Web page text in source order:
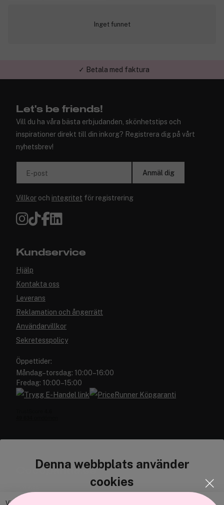
Denna webbplats använder
cookies
Vi använder enhetsidentifierare för att anpassa innehållet och
Inget funnet
✓ Betala med faktura
Let's be friends!
Vill du ha våra bästa erbjudanden, skönhetstips och
inspirationer direkt till din inkorg? Registrera dig på vårt
nyhetsbrev!
E-post Anmäl dig
Villkor och integritet för registrering
Kundservice
Hjälp
Kontakta oss
Leverans
Reklamation och ångerrätt
Användarvillkor
Sekretesspolicy
Öppettider:
Måndag–torsdag: 10:00–16:00
Fredag: 10:00–15:00
Cocopanda.se